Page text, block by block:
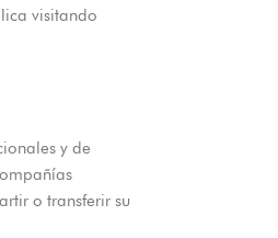
visitando
y de
o transferir su